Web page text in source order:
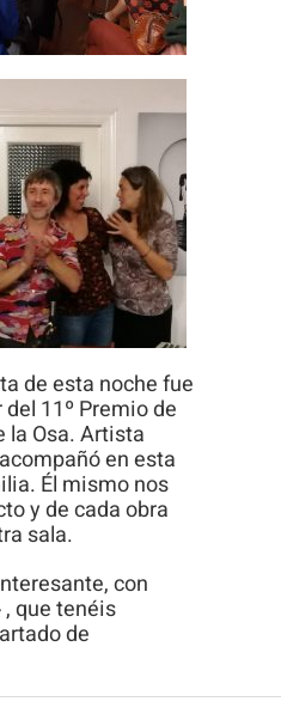
de esta noche fue
11º Premio de
la Osa. Artista
en esta
Él mismo nos
y de cada obra
sala.
con
que tenéis
de